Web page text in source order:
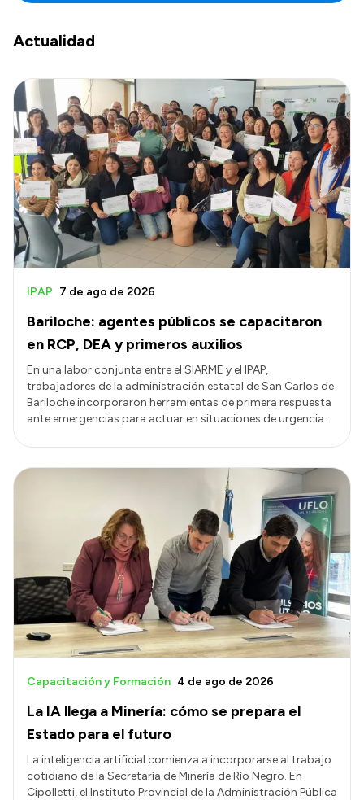
Actualidad
Bariloche: agentes públicos se capacitaron
en RCP, DEA y primeros auxilios
IPAP 7 de ago de 2026
En una labor conjunta entre el SIARME y el IPAP,
trabajadores de la administración estatal de San Carlos de
Bariloche incorporaron herramientas de primera respuesta
ante emergencias para actuar en situaciones de urgencia.
La IA llega a Minería: cómo se prepara el
Estado para el futuro
Capacitación y Formación 4 de ago de 2026
La inteligencia artificial comienza a incorporarse al trabajo
cotidiano de la Secretaría de Minería de Río Negro. En
Cipolletti, el Instituto Provincial de la Administración Pública